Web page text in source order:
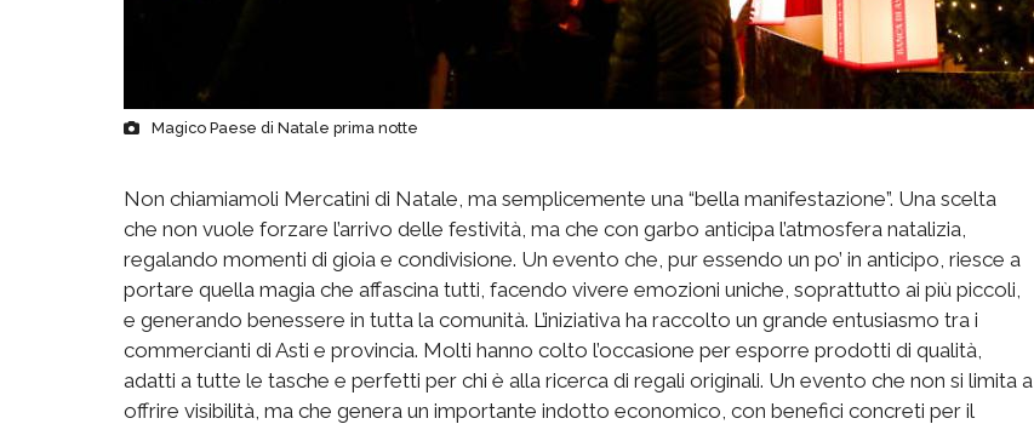
Magico Paese di Natale prima notte
Non chiamiamoli Mercatini di Natale, ma semplicemente una “bella manifestazione”. Una scelta
che non vuole forzare l’arrivo delle festività, ma che con garbo anticipa l’atmosfera natalizia,
regalando momenti di gioia e condivisione. Un evento che, pur essendo un po’ in anticipo, riesce a
portare quella magia che affascina tutti, facendo vivere emozioni uniche, soprattutto ai più piccoli,
e generando benessere in tutta la comunità. L’iniziativa ha raccolto un grande entusiasmo tra i
commercianti di Asti e provincia. Molti hanno colto l’occasione per esporre prodotti di qualità,
adatti a tutte le tasche e perfetti per chi è alla ricerca di regali originali. Un evento che non si limita a
offrire visibilità, ma che genera un importante indotto economico, con benefici concreti per il